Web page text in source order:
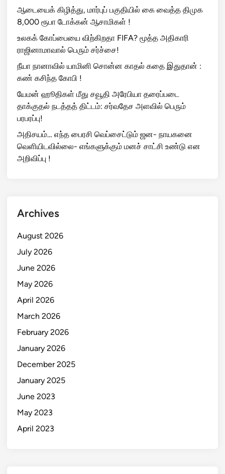
ஆடையைக் கிழித்து, மார்புப் பகுதியில் கை வைத்த திமுக
8,000 ரூபா டோக்கன் ஆசாமிகள் !
உலகக் கோப்பையை விற்கிறதா FIFA? மூத்த அதிகாரி
ராஜினாமாவால் பெரும் சர்ச்சை!
நீயா நானாவில் யாமினி சொன்ன காதல் கதை இதுதான் :
கண் கசிந்த கோபி !
யேமன் ஹூதிகள் மீது சவூதி அரேபியா தரைப்படை
தாக்குதல் நடத்தத் திட்டம்: சர்வதேச அளவில் பெரும்
பரபரப்பு!
அதிசயம்… எந்த பைரசி வெப்சைட்டும் ஜன- நாயகனை
வெளியிடவில்லை- எங்களுக்கும் மனச் சாட்சி உண்டு என
அறிவிப்பு !
Archives
August 2026
July 2026
June 2026
May 2026
April 2026
March 2026
February 2026
January 2026
December 2025
January 2025
June 2023
May 2023
April 2023